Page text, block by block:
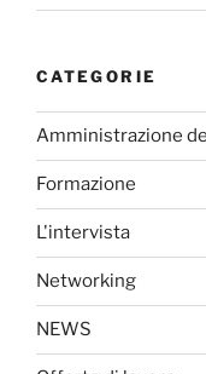
CATEGORIE
Amministrazione
Formazione
L'intervista
Networking
NEWS